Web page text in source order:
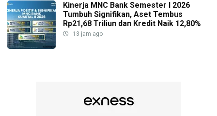
Kinerja MNC Bank Semester I 2026
Tumbuh Signifikan, Aset Tembus
Rp21,68 Triliun dan Kredit Naik 12,80%
13 jam ago